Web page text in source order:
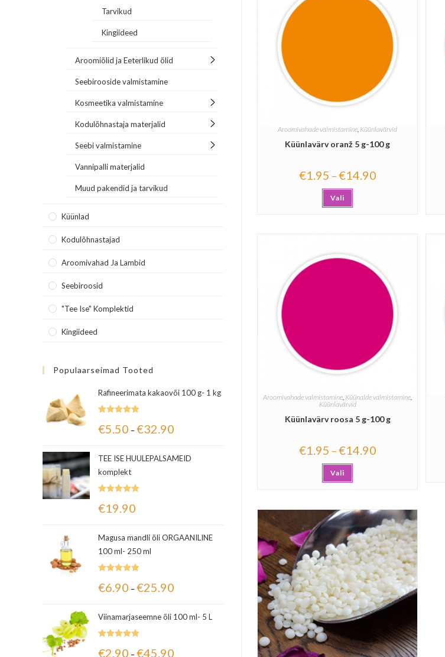
Aroomivahade valmistamine Küünlavärvid
Küünlavärv oranž 5 g-100 g
€1.95 –€14.90
Vali
Aroomivahade valmistamine, Küünalde valmistamine,
Küünlavärvid
Küünlavärv roosa 5 g-100 g
€1.95 –€14.90
Vali
Tarvikud
Kingiideed
Aroomiõlid ja Eeterlikud õlid
Seebirooside valmistamine
Kosmeetika valmistamine
Kodulõhnastaja materjalid
Seebi valmistamine
Vannipalli materjalid
Muud pakendid ja tarvikud
Küünlad
Kodulõhnastajad
Aroomivahad Ja Lambid
Seebiroosid
"Tee Ise" Komplektid
Kingiideed
Populaarseimad Tooted
Rafineerimata kakaovõi 100 g- 1 kg
5.00 / 5
€5.50 –€32.90
TEE ISE HUULEPALSAMEID
komplekt
5.00 / 5
€19.90
Magusa mandli õli ORGAANILINE
100 ml- 250 ml
5.00/ 5
€6.90 –€25.90
Viinamarjaseemne õli 100 ml- 5 L
€2.90 –€45.90